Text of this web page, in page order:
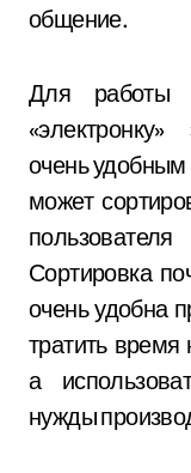
общение.
Для работы
очень
может
Сортировка
очень удобна
тратить
а
нужды